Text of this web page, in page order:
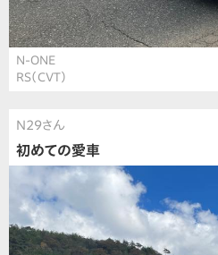
N-ONE
RS（CVT）
N29さん
初めての愛車